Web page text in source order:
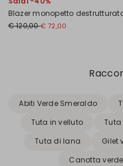
Blazer monopetto
€ 120,00€ 72,00
Abiti Verde Smeraldo
Tuta in velluto
Tuta di lana
Gilet
Canotta verde